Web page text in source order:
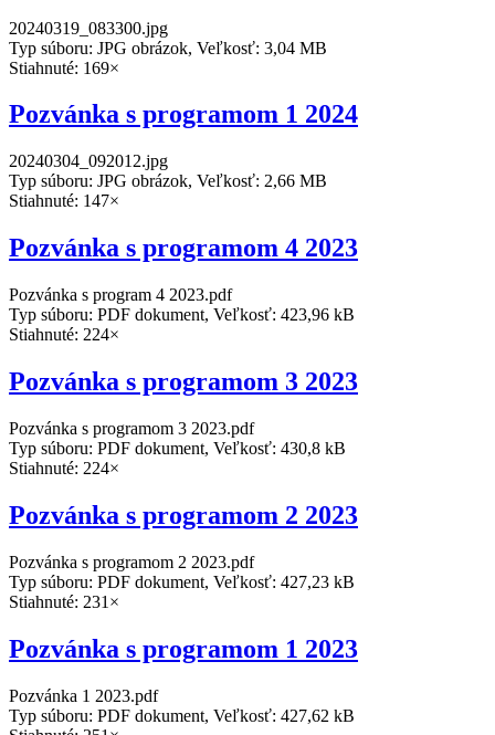
20240319_083300.jpg
Typ súboru: JPG obrázok, Veľkosť: 3,04 MB
Stiahnuté: 169×
Pozvánka s programom 1 2024
20240304_092012.jpg
Typ súboru: JPG obrázok, Veľkosť: 2,66 MB
Stiahnuté: 147×
Pozvánka s programom 4 2023
Pozvánka s program 4 2023.pdf
Typ súboru: PDF dokument, Veľkosť: 423,96 kB
Stiahnuté: 224×
Pozvánka s programom 3 2023
Pozvánka s programom 3 2023.pdf
Typ súboru: PDF dokument, Veľkosť: 430,8 kB
Stiahnuté: 224×
Pozvánka s programom 2 2023
Pozvánka s programom 2 2023.pdf
Typ súboru: PDF dokument, Veľkosť: 427,23 kB
Stiahnuté: 231×
Pozvánka s programom 1 2023
Pozvánka 1 2023.pdf
Typ súboru: PDF dokument, Veľkosť: 427,62 kB